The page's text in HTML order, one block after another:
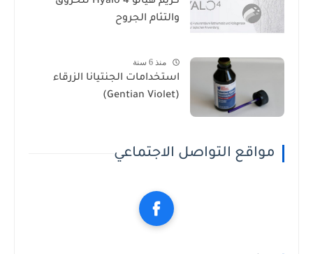
والتئام الجروح
منذ 6 سنة
استخدامات الجنتيانا الزرقاء
(Gentian Violet)
مواقع التواصل الاجتماعي